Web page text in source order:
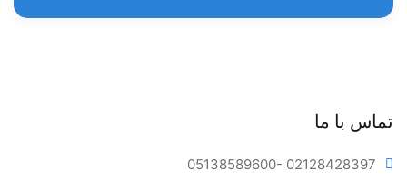
تماس با ما
05138589600- 02128428397